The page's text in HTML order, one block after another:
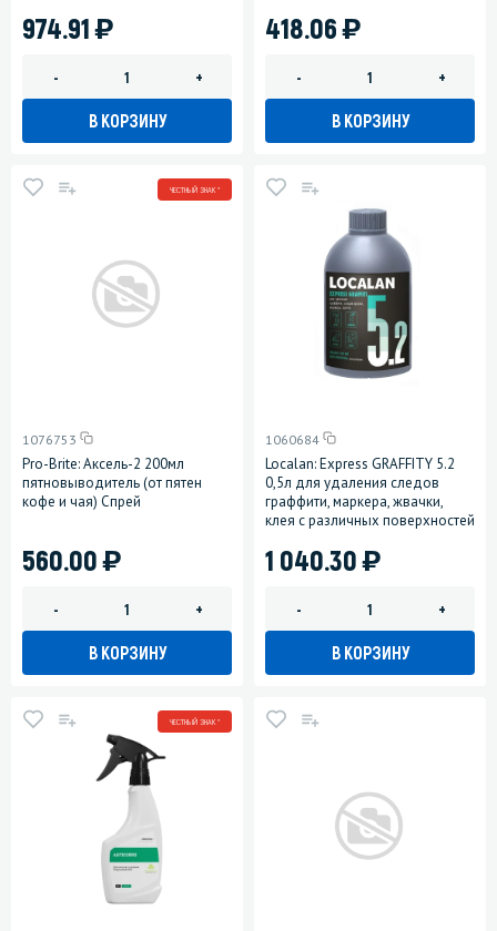
974.91)
- +
В КОРЗИНУ
418.06)
- +
В КОРЗИНУ
ЧЕСТНЫЙ ЗНАК *
1076753
Pro-Brite: Аксель-2 200мл
пятновыводитель (от пятен
кофе и чая) Спрей
560.00)
- +
В КОРЗИНУ
1060684
Localan: Express GRAFFITY 5.2
0,5л для удаления следов
граффити, маркера, жвачки,
клея с различных поверхностей
1 040.30)
- +
В КОРЗИНУ
ЧЕСТНЫЙ ЗНАК *